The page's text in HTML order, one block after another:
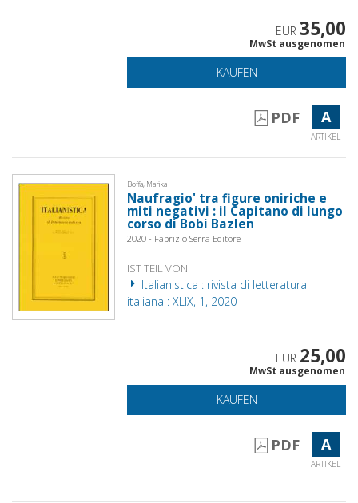
EUR 35,00
MwSt ausgenomen
KAUFEN
PDF A
ARTIKEL
Boffa, Marika
Naufragio' tra figure oniriche e
miti negativi : il Capitano di lungo
corso di Bobi Bazlen
2020 - Fabrizio Serra Editore
IST TEIL VON
Italianistica : rivista di letteratura
italiana : XLIX, 1, 2020
EUR 25,00
MwSt ausgenomen
KAUFEN
PDF A
ARTIKEL